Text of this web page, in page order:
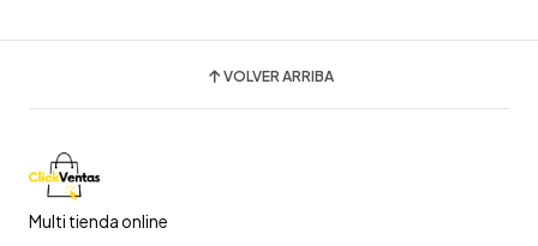
VOLVER ARRIBA
Multi tienda online